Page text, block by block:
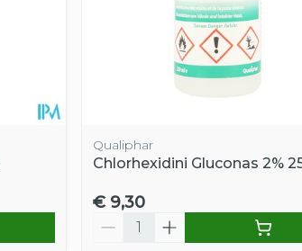
Qualiphar
Chlorhexidini Gluconas 2%
€ 9,30
Aantal